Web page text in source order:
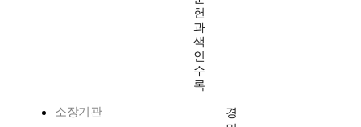
헌
과
색
인
수
록
소장기관
경